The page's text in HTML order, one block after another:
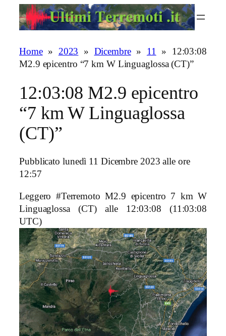
Home» 2023 » Dicembre» 11 » 12:03:08
M2.9 epicentro “7 km W Linguaglossa (CT)”
12:03:08 M2.9 epicentro
“7 km W Linguaglossa
(CT)”
Pubblicato lunedì 11 Dicembre 2023 alle ore
12:57
Leggero #Terremoto M2.9 epicentro 7 km W
Linguaglossa (CT)alle 12:03:08 (11:03:08
UTC)